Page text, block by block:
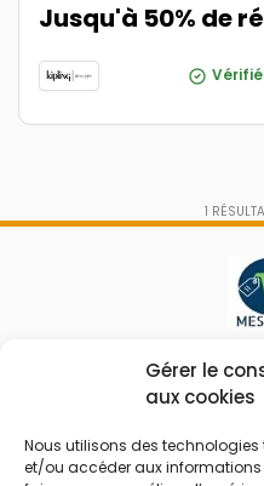
Gérer le
aux cookies
Nous utilisons des
et/ou accéder aux informations
Jusqu'à 50% de
Vérifié
1
Le prix
FAQ